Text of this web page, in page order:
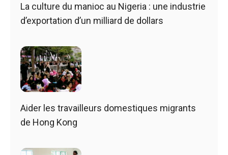
La culture du manioc au Nigeria : une industrie
d’exportation d’un milliard de dollars
Aider les travailleurs domestiques migrants
de Hong Kong